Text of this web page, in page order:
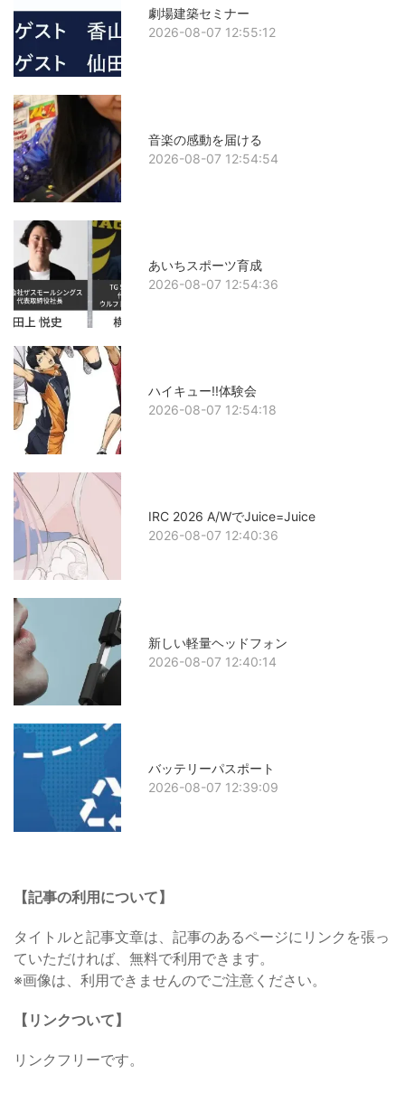
劇場建築セミナー
2026-08-07 12:55:12
音楽の感動を届ける
2026-08-07 12:54:54
あいちスポーツ育成
2026-08-07 12:54:36
ハイキュー!!体験会
2026-08-07 12:54:18
IRC 2026 A/WでJuice=Juice
2026-08-07 12:40:36
新しい軽量ヘッドフォン
2026-08-07 12:40:14
バッテリーパスポート
2026-08-07 12:39:09
【記事の利用について】
タイトルと記事文章は、記事のあるページにリンクを張っ
ていただければ、無料で利用できます。
※画像は、利用できませんのでご注意ください。
【リンクついて】
リンクフリーです。